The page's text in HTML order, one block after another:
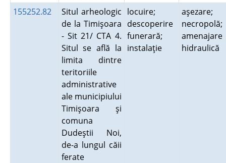
155252.82
Situl arheologic
de la Timişoara
- Sit 21/ CTA 4.
Situl se află la
limita dintre
teritoriile
administrative
ale municipiului
Timişoara şi
comuna
Dudeştii Noi,
de-a lungul căii
ferate
locuire;
descoperire
funerară;
instalaţie
aşezare;
necropolă;
amenajare
hidraulică